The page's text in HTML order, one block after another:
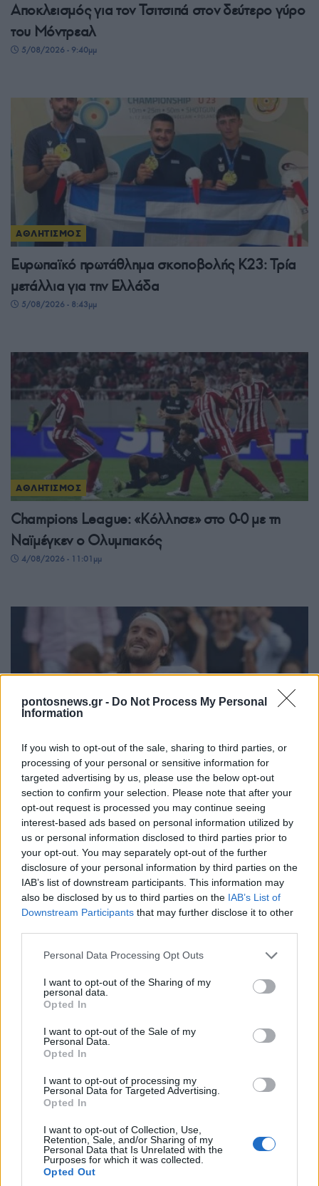
pontosnews.gr - Do Not Process My Personal
Information
If you wish to opt-out of the sale, sharing to third parties, or
processing of your personal or sensitive information for
targeted advertising by us, please use the below opt-out
section to confirm your selection. Please note that after your
opt-out request is processed you may continue seeing
interest-based ads based on personal information utilized by
us or personal information disclosed to third parties prior to
your opt-out. You may separately opt-out of the further
disclosure of your personal information by third parties on the
IAB’s list of downstream participants. This information may
also be disclosed by us to third parties on the IAB’s List of
Downstream Participants that may further disclose it to other
Please note that this website/app uses one or more Google
not limited to your visit or usage behaviour. You may click to
grant or deny consent to Google and its third-party tags to
use your data for below specified purposes in below Google
consent section.
Personal Data Processing Opt Outs
I want to opt-out of the Sharing of my
personal data.
Opted In
I want to opt-out of the Sale of my
Personal Data.
Opted In
I want to opt-out of processing my
Personal Data for Targeted Advertising.
Opted In
I want to opt-out of Collection, Use,
Retention, Sale, and/or Sharing of my
Personal Data that Is Unrelated with the
Purposes for which it was collected.
Opted Out
Αποκλεισμός για τον Τσιτσιπά στον δεύτερο γύρο
του Μόντρεαλ
5/08/2026 - 9:40μμ
ΑΘΛΗΤΙΣΜΟΣ
Ευρωπαϊκό πρωτάθλημα σκοποβολής Κ23: Τρία
μετάλλια για την Ελλάδα
5/08/2026 - 8:43μμ
ΑΘΛΗΤΙΣΜΟΣ
Champions League: «Κόλλησε» στο 0-0 με τη
Ναϊμέγκεν ο Ολυμπιακός
4/08/2026 - 11:01μμ
ΑΘΛΗΤΙΣΜΟΣ
Μόντρεαλ: Αποφασιστικός Τσιτσιπάς, πέρασε
στον δεύτερο γύρο
4/08/2026 - 9:51μμ
ΑΘΛΗΤΙΣΜΟΣ
Παίκτης της Ντόρτμουντ ο Καρέτσας – Κέρασε
γύρο τους οπαδούς